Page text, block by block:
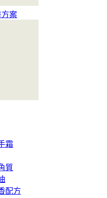
案
霜
質
配方